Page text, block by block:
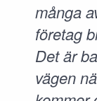
många
företag
Det är
vägen